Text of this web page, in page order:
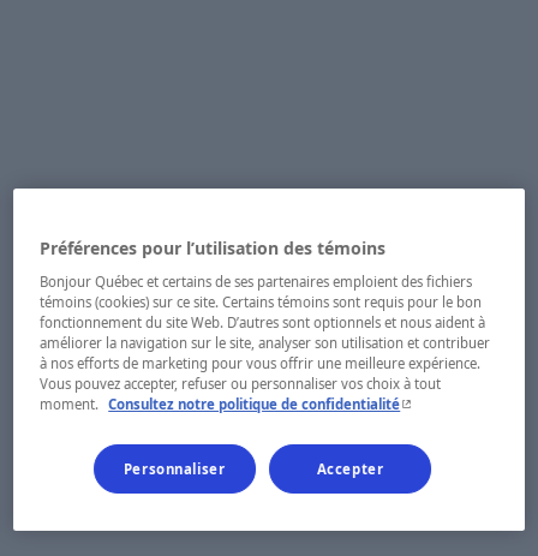
Préférences pour l’utilisation des témoins
Bonjour Québec et certains de ses partenaires emploient des fichiers
témoins (cookies) sur ce site. Certains témoins sont requis pour le bon
fonctionnement du site Web. D’autres sont optionnels et nous aident à
améliorer la navigation sur le site, analyser son utilisation et contribuer
à nos efforts de marketing pour vous offrir une meilleure expérience.
Vous pouvez accepter, refuser ou personnaliser vos choix à tout
moment.
Consultez notre politique de confidentialité- Cet hyperlien
Personnaliser Accepter